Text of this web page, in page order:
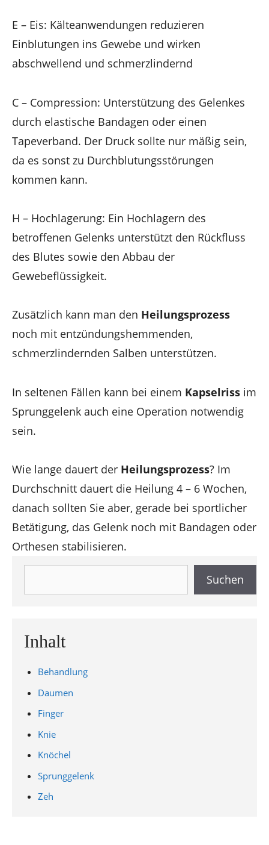
E – Eis: Kälteanwendungen reduzieren
Einblutungen ins Gewebe und wirken
abschwellend und schmerzlindernd
C – Compression: Unterstützung des Gelenkes
durch elastische Bandagen oder einen
Tapeverband. Der Druck sollte nur mäßig sein,
da es sonst zu Durchblutungsstörungen
kommen kann.
H – Hochlagerung: Ein Hochlagern des
betroffenen Gelenks unterstützt den Rückfluss
des Blutes sowie den Abbau der
Gewebeflüssigkeit.
Zusätzlich kann man den Heilungsprozess
noch mit entzündungshemmenden,
schmerzlindernden Salben unterstützen.
In seltenen Fällen kann bei einem Kapselriss im
Sprunggelenk auch eine Operation notwendig
sein.
Wie lange dauert der Heilungsprozess? Im
Durchschnitt dauert die Heilung 4 – 6 Wochen,
danach sollten Sie aber, gerade bei sportlicher
Betätigung, das Gelenk noch mit Bandagen oder
Orthesen stabilisieren.
Suchen
Inhalt
Behandlung
Daumen
Finger
Knie
Knöchel
Sprunggelenk
Zeh